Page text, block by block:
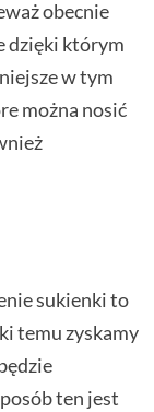
obecnie
dzięki którym
w tym
można nosić
sukienki to
temu zyskamy
ten jest